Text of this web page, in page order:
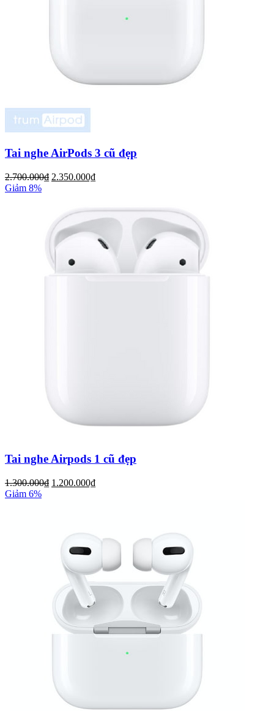
Tai nghe AirPods 3 cũ đẹp
2.700.000₫ 2.350.000₫
Giảm 8%
Tai nghe Airpods 1 cũ đẹp
1.300.000₫ 1.200.000₫
Giảm 6%